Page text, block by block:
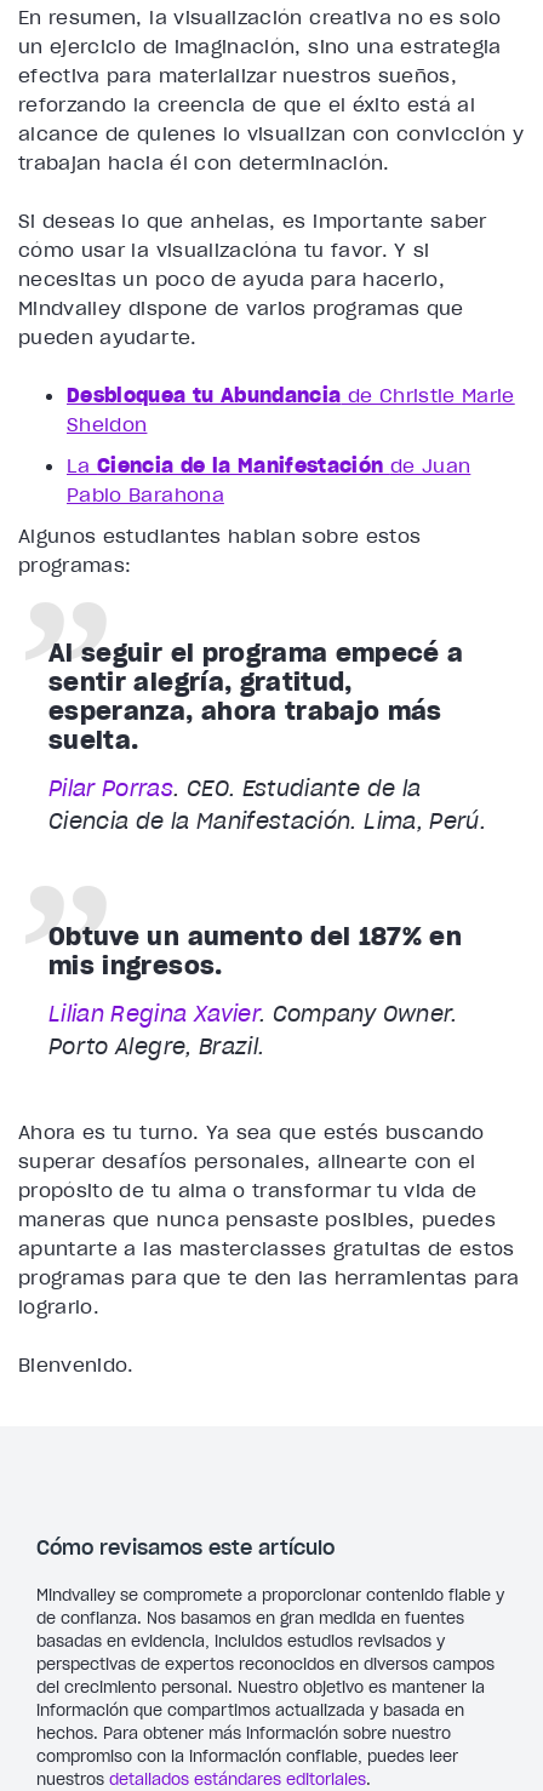
En resumen, la visualización creativa no es solo
un ejercicio de imaginación, sino una estrategia
efectiva para materializar nuestros sueños,
reforzando la creencia de que el éxito está al
alcance de quienes lo visualizan con convicción y
trabajan hacia él con determinación.
Si deseas lo que anhelas, es importante saber
cómo usar la visualizacióna tu favor. Y si
necesitas un poco de ayuda para hacerlo,
Mindvalley dispone de varios programas que
pueden ayudarte.
Desbloquea tu Abundancia de Christie Marie
Sheldon
LaCiencia de la Manifestación de Juan
Pablo Barahona
Algunos estudiantes hablan sobre estos
programas:
Al seguir el programa empecé a
sentir alegría, gratitud,
esperanza, ahora trabajo más
suelta.
Pilar Porras. CEO. Estudiante de la
Ciencia de la Manifestación. Lima, Perú.
Obtuve un aumento del 187% en
mis ingresos.
Lilian Regina Xavier. Company Owner.
Porto Alegre, Brazil.
Ahora es tu turno. Ya sea que estés buscando
superar desafíos personales, alinearte con el
propósito de tu alma o transformar tu vida de
maneras que nunca pensaste posibles, puedes
apuntarte a las masterclasses gratuitas de estos
programas para que te den las herramientas para
lograrlo.
Bienvenido.
Cómo revisamos este artículo
Mindvalley se compromete a proporcionar contenido fiable y
de confianza. Nos basamos en gran medida en fuentes
basadas en evidencia, incluidos estudios revisados y
perspectivas de expertos reconocidos en diversos campos
del crecimiento personal. Nuestro objetivo es mantener la
información que compartimos actualizada y basada en
hechos. Para obtener más información sobre nuestro
compromiso con la información confiable, puedes leer
nuestros detallados estándares editoriales.